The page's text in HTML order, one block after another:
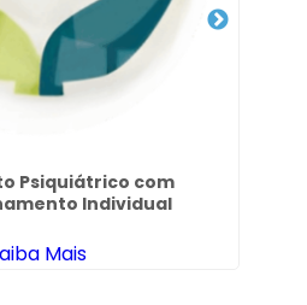
Psiquiátrico com
Individual
Mais